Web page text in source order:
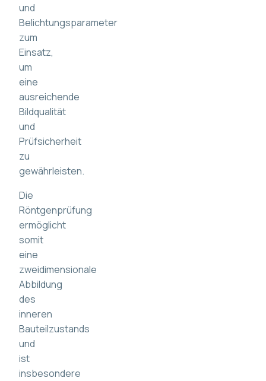
und
Belichtungsparameter
zum
Einsatz,
um
eine
ausreichende
Bildqualität
und
Prüfsicherheit
zu
gewährleisten.
Die
Röntgenprüfung
ermöglicht
somit
eine
zweidimensionale
Abbildung
des
inneren
Bauteilzustands
und
ist
insbesondere